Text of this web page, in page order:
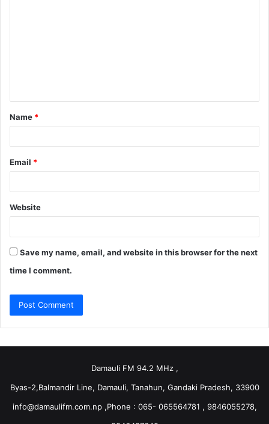
t
*
Name *
Email *
Website
Save my name, email, and website in this browser for the next
time I comment.
Damauli FM 94.2 MHz ,
Byas-2,Balmandir Line, Damauli, Tanahun, Gandaki Pradesh, 33900
info@damaulifm.com.np,Phone : 065- 065564781 , 9846055278,